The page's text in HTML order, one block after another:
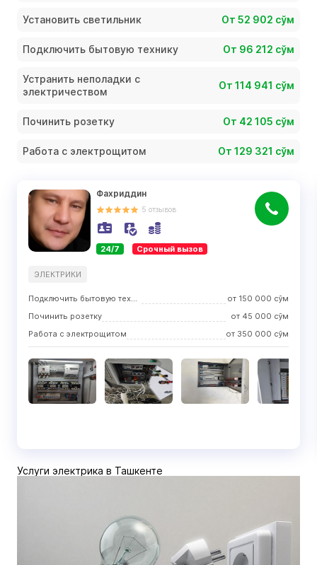
Установить светильник От 52 902 сўм
Подключить бытовую технику От 96 212 сўм
Устранить неполадки с
электричеством
От 114 941 сўм
Починить розетку От 42 105 сўм
Работа с электрощитом От 129 321 сўм
Фахриддин
5 отзывов
24/7 Срочный вызов
ЭЛЕКТРИКИ
Подключить бытовую технику от 150 000 сўм
Починить розетку
от 45 000 сўм
Работа с электрощитом
от 350 000 сўм
Услуги электрика в Ташкенте